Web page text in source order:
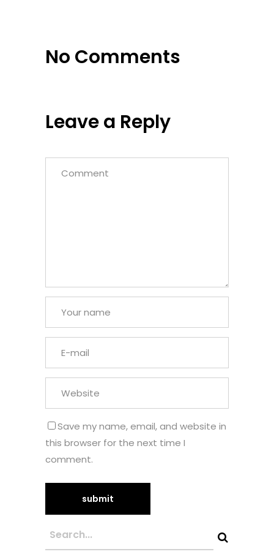
No Comments
Leave a Reply
Save my name, email, and website in
this browser for the next time I
comment.